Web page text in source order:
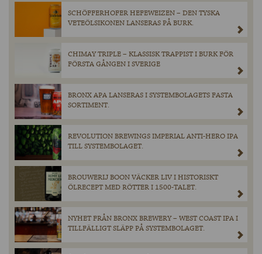
SCHÖFFERHOFER HEFEWEIZEN – DEN TYSKA
VETEÖLSIKONEN LANSERAS PÅ BURK.
CHIMAY TRIPLE – KLASSISK TRAPPIST I BURK FÖR
FÖRSTA GÅNGEN I SVERIGE
BRONX APA LANSERAS I SYSTEMBOLAGETS FASTA
SORTIMENT.
REVOLUTION BREWINGS IMPERIAL ANTI-HERO IPA
TILL SYSTEMBOLAGET.
BROUWERIJ BOON VÄCKER LIV I HISTORISKT
ÖLRECEPT MED RÖTTER I 1500-TALET.
NYHET FRÅN BRONX BREWERY – WEST COAST IPA I
TILLFÄLLIGT SLÄPP PÅ SYSTEMBOLAGET.